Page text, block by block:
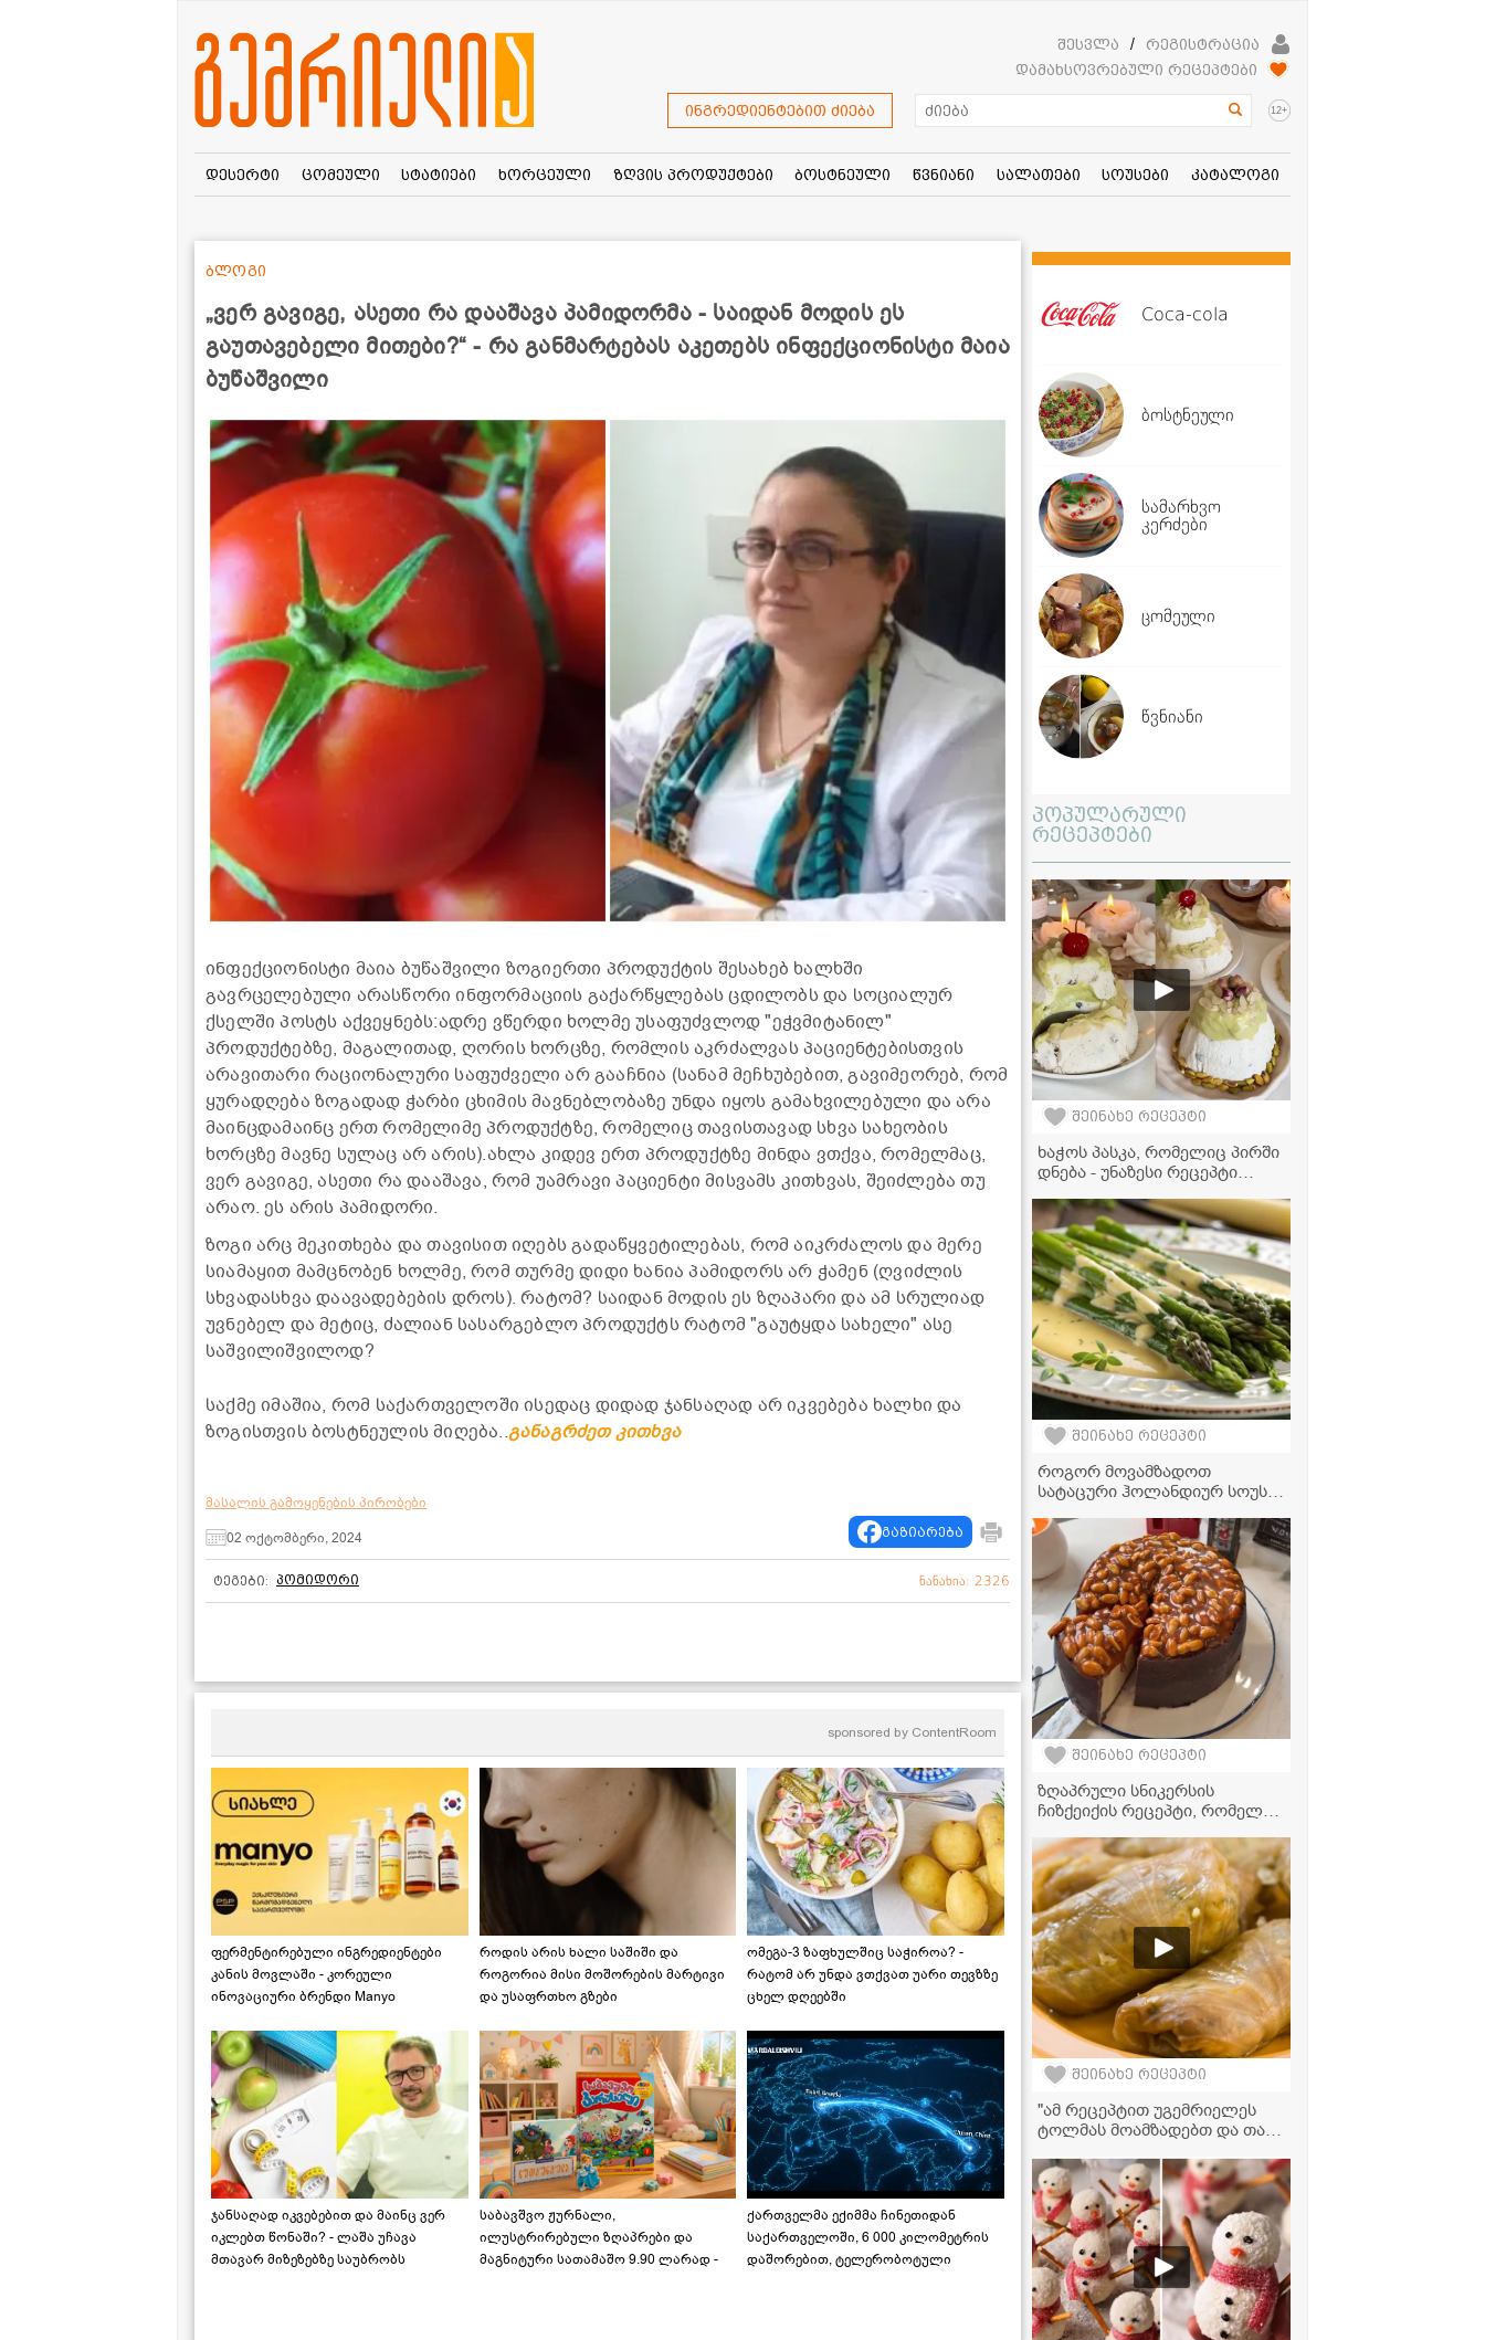
შესვლა /
რეგისტრაცია
დამახსოვრებული რეცეპტები
ინგრედიენტებით ძიება 12+
დესერტი ცომეული სტატიები ხორცეული ზღვის პროდუქტები ბოსტნეული წვნიანი სალათები სოუსები კატალოგი
„ვერ გავიგე, ასეთი რა დააშავა პამიდორმა - საიდან მოდის ეს
გაუთავებელი მითები?“ - რა განმარტებას აკეთებს ინფექციონისტი მაია
ბუწაშვილი
ბლოგი
ინფექციონისტი მაია ბუწაშვილი ზოგიერთი პროდუქტის შესახებ ხალხში
გავრცელებული არასწორი ინფორმაციის გაქარწყლებას ცდილობს და სოციალურ
ქსელში პოსტს აქვეყნებს:ადრე ვწერდი ხოლმე უსაფუძვლოდ "ეჭვმიტანილ"
პროდუქტებზე, მაგალითად, ღორის ხორცზე, რომლის აკრძალვას პაციენტებისთვის
არავითარი რაციონალური საფუძველი არ გააჩნია (სანამ მეჩხუბებით, გავიმეორებ, რომ
ყურადღება ზოგადად ჭარბი ცხიმის მავნებლობაზე უნდა იყოს გამახვილებული და არა
მაინცდამაინც ერთ რომელიმე პროდუქტზე, რომელიც თავისთავად სხვა სახეობის
ხორცზე მავნე სულაც არ არის).ახლა კიდევ ერთ პროდუქტზე მინდა ვთქვა, რომელმაც,
ვერ გავიგე, ასეთი რა დააშავა, რომ უამრავი პაციენტი მისვამს კითხვას, შეიძლება თუ
არაო. ეს არის პამიდორი.
ზოგი არც მეკითხება და თავისით იღებს გადაწყვეტილებას, რომ აიკრძალოს და მერე
სიამაყით მამცნობენ ხოლმე, რომ თურმე დიდი ხანია პამიდორს არ ჭამენ (ღვიძლის
სხვადასხვა დაავადებების დროს). რატომ? საიდან მოდის ეს ზღაპარი და ამ სრულიად
უვნებელ და მეტიც, ძალიან სასარგებლო პროდუქტს რატომ "გაუტყდა სახელი" ასე
საშვილიშვილოდ?
საქმე იმაშია, რომ საქართველოში ისედაც დიდად ჯანსაღად არ იკვებება ხალხი და
ზოგისთვის ბოსტნეულის მიღება..განაგრძეთ კითხვა
მასალის გამოყენების პირობები
02 ოქტომბერი, 2024
გაზიარება
ტეგები: პომიდორი ნანახია: 2326
sponsored by ContentRoom
ფერმენტირებული ინგრედიენტები
კანის მოვლაში - კორეული
ინოვაციური ბრენდი Manyo
როდის არის ხალი საშიში და
როგორია მისი მოშორების მარტივი
და უსაფრთხო გზები
ომეგა-3 ზაფხულშიც საჭიროა? -
რატომ არ უნდა ვთქვათ უარი თევზზე
ცხელ დღეებში
ჯანსაღად იკვებებით და მაინც ვერ
იკლებთ წონაში? - ლაშა უჩავა
მთავარ მიზეზებზე საუბრობს
საბავშვო ჟურნალი,
ილუსტრირებული ზღაპრები და
მაგნიტური სათამაშო 9.90 ლარად -
ქართველმა ექიმმა ჩინეთიდან
საქართველოში, 6 000 კილომეტრის
დაშორებით, ტელერობოტული
Coca-cola
ბოსტნეული
სამარხვო
კერძები
ცომეული
წვნიანი
პოპულარული
რეცეპტები
შეინახე რეცეპტი
ხაჭოს პასკა, რომელიც პირში
დნება - უნაზესი რეცეპტი
შეინახე რეცეპტი
როგორ მოვამზადოთ
სატაცური ჰოლანდიურ სოუსში
მარტივი რეცეპტი
შეინახე რეცეპტი
ზღაპრული სნიკერსის
ჩიზქეიქის რეცეპტი, რომელიც
შეინახე რეცეპტი
"ამ რეცეპტით უგემრიელეს
ტოლმას მოამზადებთ და თან
ვიდეორეცეპტი